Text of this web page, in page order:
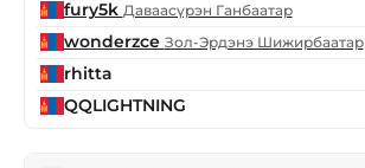
fury5k Даваасүрэн Ганбаатар
wonderzce Зол-Эрдэнэ Шижирбаатар
rhitta
QQLIGHTNING